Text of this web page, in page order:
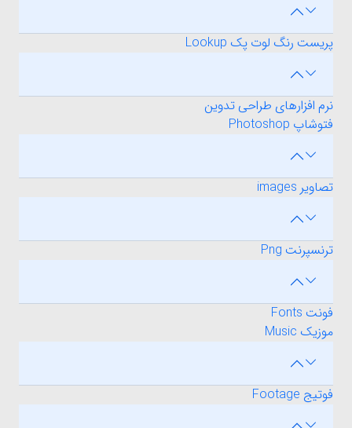
پریست رنگ لوت پک Lookup
نرم افزارهای طراحی تدوین
فتوشاپ Photoshop
تصاویر images
ترنسپرنت Png
فونت Fonts
موزیک Music
فوتیج Footage